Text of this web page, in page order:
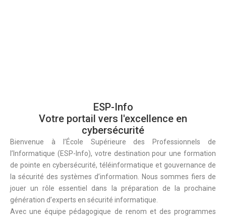
ESP-Info
Votre portail vers l'excellence en
cybersécurité
Bienvenue à l’École Supérieure des Professionnels de
l’Informatique (ESP-Info), votre destination pour une formation
de pointe en cybersécurité, téléinformatique et gouvernance de
la sécurité des systèmes d’information. Nous sommes fiers de
jouer un rôle essentiel dans la préparation de la prochaine
génération d’experts en sécurité informatique.
Avec une équipe pédagogique de renom et des programmes